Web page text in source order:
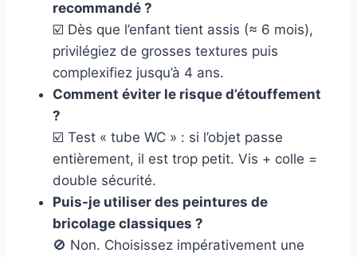
recommandé ?
☑️ Dès que l’enfant tient assis (≈ 6 mois),
privilégiez de grosses textures puis
complexifiez jusqu’à 4 ans.
Comment éviter le risque d’étouffement
?
☑️ Test « tube WC » : si l’objet passe
entièrement, il est trop petit. Vis + colle =
double sécurité.
Puis-je utiliser des peintures de
bricolage classiques ?
🚫 Non. Choisissez impérativement une